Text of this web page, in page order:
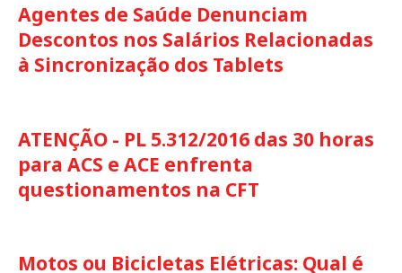
Agentes de Saúde Denunciam
Descontos nos Salários Relacionadas
à Sincronização dos Tablets
ATENÇÃO - PL 5.312/2016 das 30 horas
para ACS e ACE enfrenta
questionamentos na CFT
Motos ou Bicicletas Elétricas: Qual é